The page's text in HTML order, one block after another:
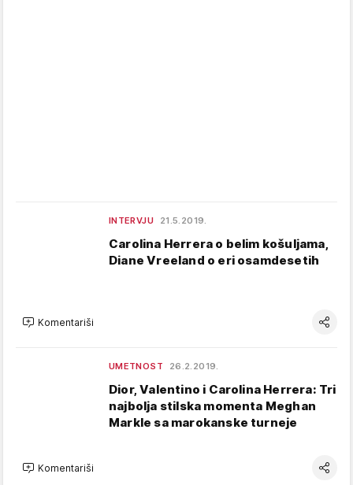
INTERVJU 21.5.2019.
Carolina Herrera o belim košuljama,
Diane Vreeland o eri osamdesetih
Komentariši
UMETNOST 26.2.2019.
Dior, Valentino i Carolina Herrera: Tri
najbolja stilska momenta Meghan
Markle sa marokanske turneje
Komentariši